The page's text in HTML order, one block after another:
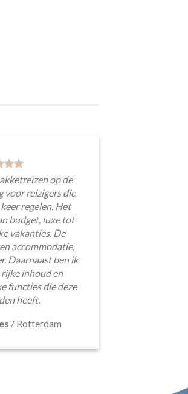
op de
voor reizigers die
regelen. Het
budget, luxe tot
vakanties. De
accommodatie,
Daarnaast ben ik
rijke inhoud en
functies die deze
heeft.
/ Rotterdam